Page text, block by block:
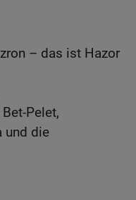
– das ist Hazor
Pelet,
und die